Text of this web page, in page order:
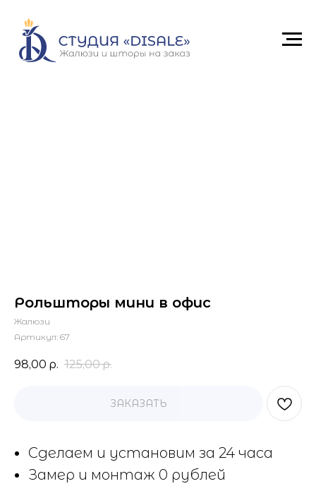
Рольшторы мини в офис
Жалюзи
Артикул: 67
98,00 р. 125,00 р.
ЗАКАЗАТЬ
Сделаем и установим за 24 часа
Замер и монтаж 0 рублей